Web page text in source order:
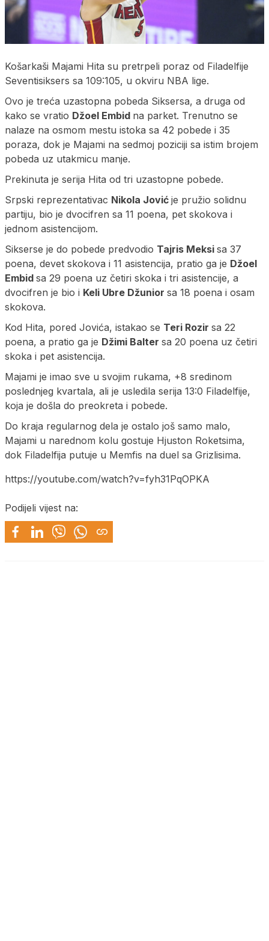
Košarkaši Majami Hita su pretrpeli poraz od Filadelfije
Seventisiksers sa 109:105, u okviru NBA lige.
Ovo je treća uzastopna pobeda Siksersa, a druga od
kako se vratio Džoel Embid na parket. Trenutno se
nalaze na osmom mestu istoka sa 42 pobede i 35
poraza, dok je Majami na sedmoj poziciji sa istim brojem
pobeda uz utakmicu manje.
Prekinuta je serija Hita od tri uzastopne pobede.
Srpski reprezentativac Nikola Jović je pružio solidnu
partiju, bio je dvocifren sa 11 poena, pet skokova i
jednom asistencijom.
Sikserse je do pobede predvodio Tajris Meksi sa 37
poena, devet skokova i 11 asistencija, pratio ga je Džoel
Embid sa 29 poena uz četiri skoka i tri asistencije, a
dvocifren je bio i Keli Ubre Džunior sa 18 poena i osam
skokova.
Kod Hita, pored Jovića, istakao se Teri Rozir sa 22
poena, a pratio ga je Džimi Balter sa 20 poena uz četiri
skoka i pet asistencija.
Majami je imao sve u svojim rukama, +8 sredinom
poslednjeg kvartala, ali je usledila serija 13:0 Filadelfije,
koja je došla do preokreta i pobede.
Do kraja regularnog dela je ostalo još samo malo,
Majami u narednom kolu gostuje Hjuston Roketsima,
dok Filadelfija putuje u Memfis na duel sa Grizlisima.
https://youtube.com/watch?v=fyh31PqOPKA
Podijeli vijest na: